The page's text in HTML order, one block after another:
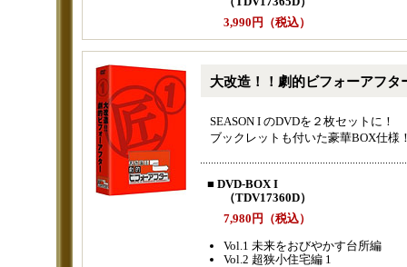
3,990円（税込）
大改造！！劇的ビフォーアフタ
SEASON I のDVDを２枚セットに！
ブックレットも付いた豪華BOX仕様
■ DVD-BOX I
（TDV17360D）
7,980円（税込）
Vol.1 未来をおびやかす台所編
Vol.2 超狭小住宅編 1